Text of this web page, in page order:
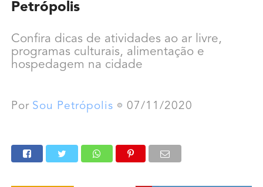
Petrópolis
Confira dicas de atividades ao ar livre,
programas culturais, alimentação e
hospedagem na cidade
Por Sou Petrópolis 07/11/2020